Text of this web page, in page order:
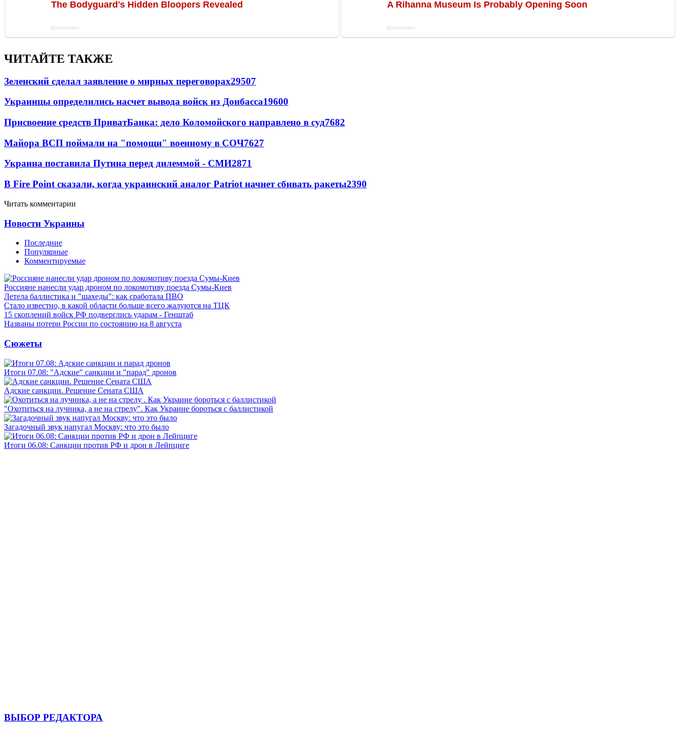
ЧИТАЙТЕ ТАКЖЕ
Зеленский сделал заявление о мирных переговорах29507
Украинцы определились насчет вывода войск из Донбасса19600
Присвоение средств ПриватБанка: дело Коломойского направлено в суд7682
Майора ВСП поймали на "помощи" военному в СОЧ7627
Украина поставила Путина перед дилеммой - СМИ2871
В Fire Point сказали, когда украинский аналог Patriot начнет сбивать ракеты2390
Читать комментарии
Новости Украины
Последние
Популярные
Комментируемые
Россияне нанесли удар дроном по локомотиву поезда Сумы-Киев
Летела баллистика и "шахеды": как сработала ПВО
Стало известно, в какой области больше всего жалуются на ТЦК
15 скоплений войск РФ подверглись ударам - Генштаб
Названы потери России по состоянию на 8 августа
Сюжеты
Итоги 07.08: "Адские" санкции и "парад" дронов
Адские санкции. Решение Сената США
"Охотиться на лучника, а не на стрелу". Как Украине бороться с баллистикой
Загадочный звук напугал Москву: что это было
Итоги 06.08: Санкции против РФ и дрон в Лейпциге
ВЫБОР РЕДАКТОРА